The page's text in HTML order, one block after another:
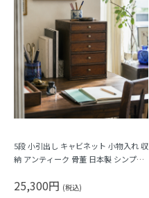
5段 小引出し キャビネット 小物入れ 収
納 アンティーク 骨董 日本製 シンプル
25,300円 (税込)